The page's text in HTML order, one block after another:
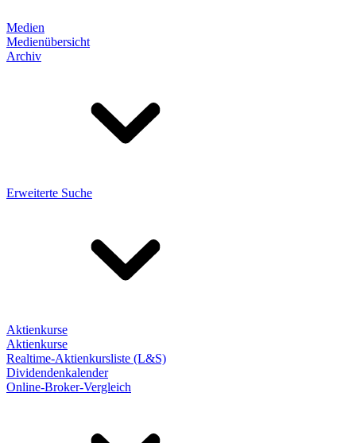
Medien
Medienübersicht
Archiv
Erweiterte Suche
Aktienkurse
Aktienkurse
Realtime-Aktienkursliste (L&S)
Dividendenkalender
Online-Broker-Vergleich